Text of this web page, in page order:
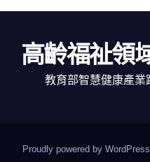
高齡福祉領
教育部智慧健康產業
Proudly powered by WordPress